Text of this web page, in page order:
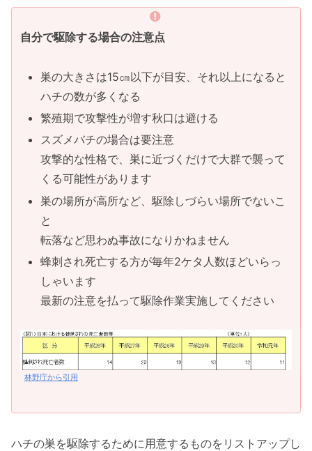
自分で駆除する場合の注意点
巣の大きさは15㎝以下が目安、それ以上になると
ハチの数が多くなる
繁殖期で攻撃性が増す秋口は避ける
スズメバチの場合は要注意
攻撃的な性格で、巣に近づくだけで大群で襲って
くる可能性があります
巣の場所が高所など、駆除しづらい場所でないこ
と
転落など思わぬ事故になりかねません
蜂刺され死亡する方が毎年2ケタ人数ほどいらっ
しゃいます
最新の注意を払って駆除作業実施してください
林野庁から引用
ハチの巣を駆除するために用意するものをリストアップし